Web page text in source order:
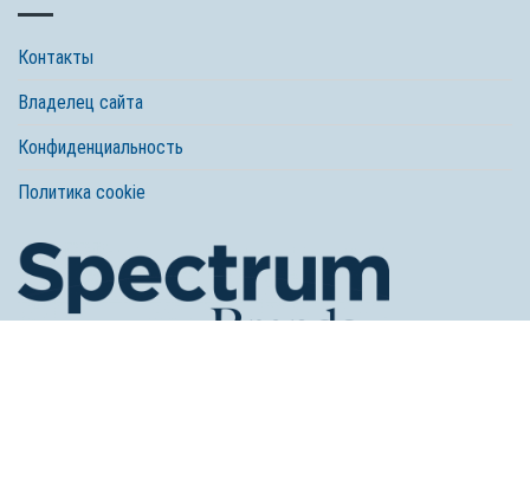
Контакты
Владелец сайта
Конфиденциальность
Политика cookie